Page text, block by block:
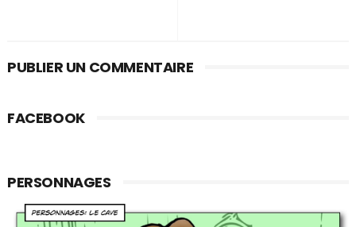
PUBLIER UN COMMENTAIRE
FACEBOOK
PERSONNAGES